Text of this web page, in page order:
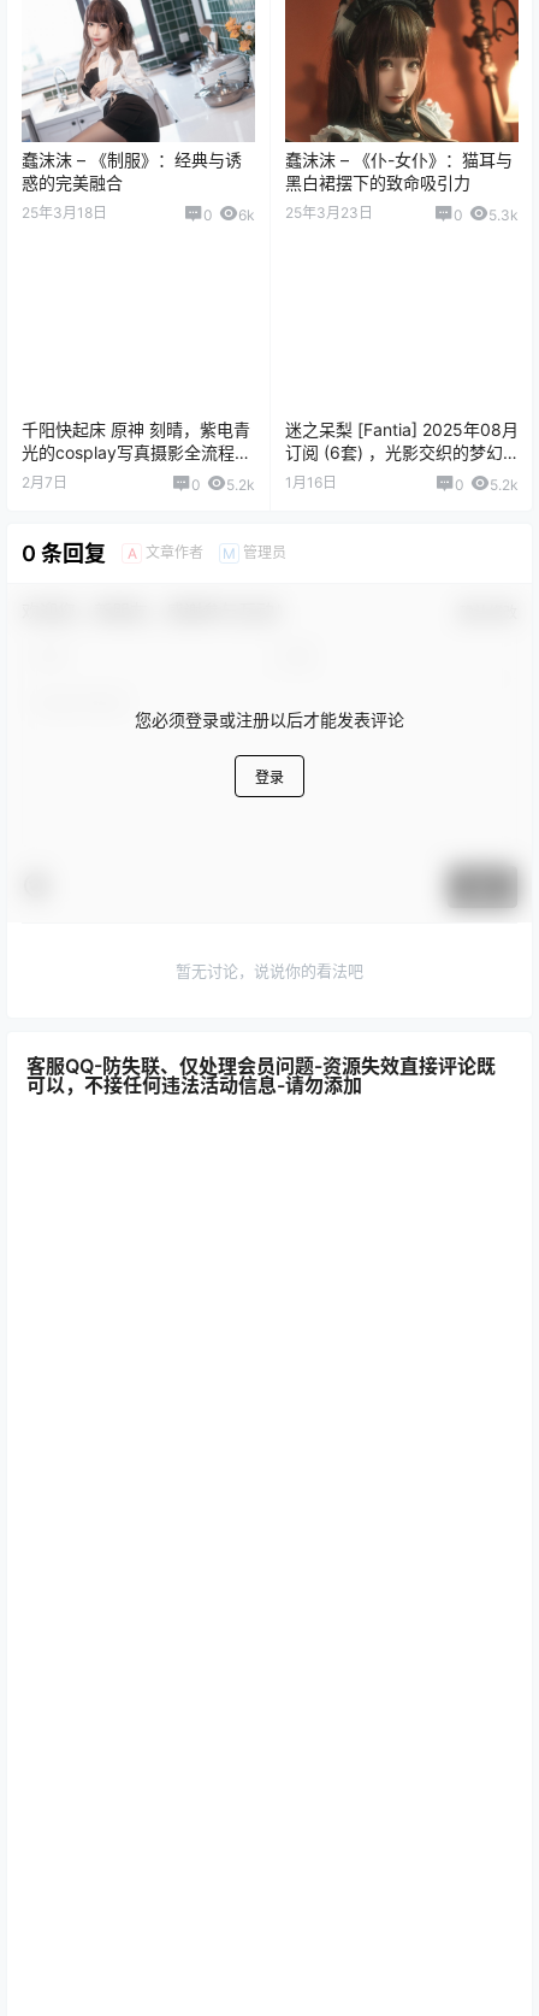
蠢沫沫 – 《制服》：经典与诱
惑的完美融合
25年3月18日 0 6k
蠢沫沫 – 《仆-女仆》：猫耳与
黑白裙摆下的致命吸引力
25年3月23日 0 5.3k
千阳快起床 原神 刻晴，紫电青
光的cosplay写真摄影全流程深
度解析
2月7日 0 5.2k
迷之呆梨 [Fantia] 2025年08月
订阅 (6套) ，光影交织的梦幻
叙事与视觉美学全解析
1月16日 0 5.2k
0 条回复 A 文章作者 M 管理员
您必须登录或注册以后才能发表评论
登录
暂无讨论，说说你的看法吧
客服QQ-防失联、仅处理会员问题-资源失效直接评论既
可以，不接任何违法活动信息-请勿添加